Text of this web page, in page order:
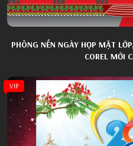
PHÔNG NỀN NGÀY HỌP MẶT
COREL MỚI
VIP